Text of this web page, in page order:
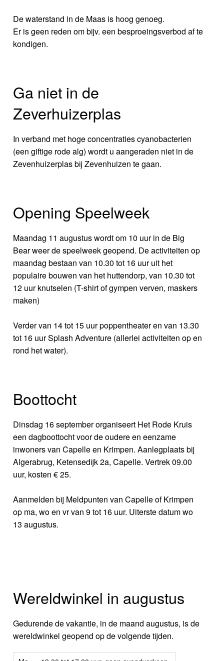
De waterstand in de Maas is hoog genoeg.
Er is geen reden om bijv. een besproeingsverbod af te
kondigen.
Ga niet in de
Zeverhuizerplas
In verband met hoge concentraties cyanobacterien
(een giftige rode alg) wordt u aangeraden niet in de
Zevenhuizerplas bij Zevenhuizen te gaan.
Opening Speelweek
Maandag 11 augustus wordt om 10 uur in de Big
Bear weer de speelweek geopend. De activiteiten op
maandag bestaan van 10.30 tot 16 uur uit het
populaire bouwen van het huttendorp, van 10.30 tot
12 uur knutselen (T-shirt of gympen verven, maskers
maken)
Verder van 14 tot 15 uur poppentheater en van 13.30
tot 16 uur Splash Adventure (allerlei activiteiten op en
rond het water).
Boottocht
Dinsdag 16 september organiseert Het Rode Kruis
een dagboottocht voor de oudere en eenzame
inwoners van Capelle en Krimpen. Aanlegplaats bij
Algerabrug, Ketensedijk 2a, Capelle. Vertrek 09.00
uur, kosten € 25.
Aanmelden bij Meldpunten van Capelle of Krimpen
op ma, wo en vr van 9 tot 16 uur. Uiterste datum wo
13 augustus.
Wereldwinkel in augustus
Gedurende de vakantie, in de maand augustus, is de
wereldwinkel geopend op de volgende tijden.